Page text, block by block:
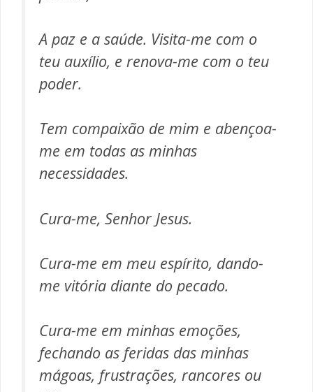
A paz e a saúde. Visita-me com o
teu auxílio, e renova-me com o teu
poder.
Tem compaixão de mim e abençoa-
me em todas as minhas
necessidades.
Cura-me, Senhor Jesus.
Cura-me em meu espírito, dando-
me vitória diante do pecado.
Cura-me em minhas emoções,
fechando as feridas das minhas
mágoas, frustrações, rancores ou